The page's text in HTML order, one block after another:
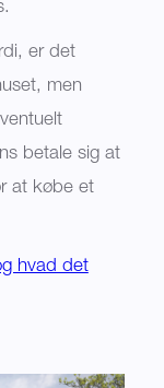
er det
men
betale sig at
at købe et
hvad det